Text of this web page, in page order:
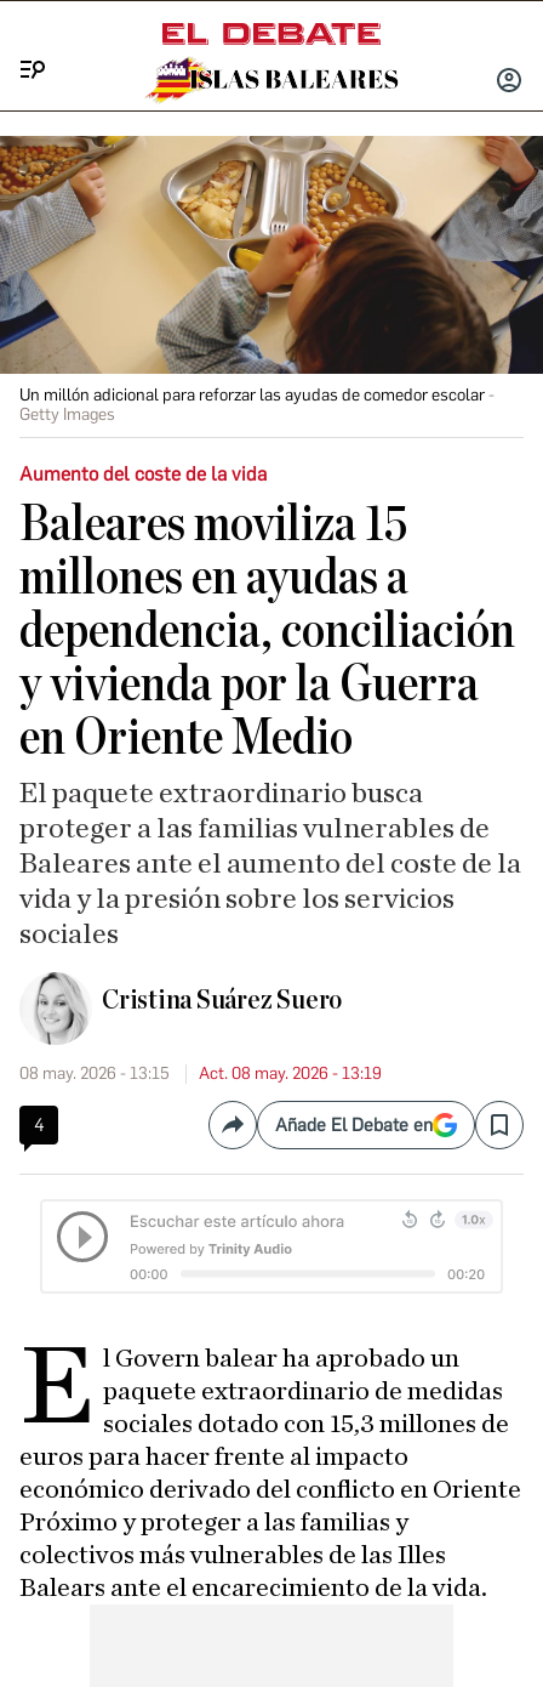
INICIAR
Un millón adicional para reforzar las ayudas de comedor escolar
Getty Images
Aumento del coste de la vida
Baleares moviliza 15
millones en ayudas a
dependencia, conciliación
y vivienda por la Guerra
en Oriente Medio
El paquete extraordinario busca
proteger a las familias vulnerables de
Baleares ante el aumento del coste de la
vida y la presión sobre los servicios
sociales
Cristina Suárez Suero
08 may. 2026 - 13:15 Act. 08 may. 2026 - 13:19
4 CompartirAñade El Debate en Save
E l Govern balear ha aprobado un
paquete extraordinario de medidas
sociales dotado con 15,3 millones de
euros para hacer frente al impacto
económico derivado del conflicto en Oriente
Próximo y proteger a las familias y
colectivos más vulnerables de las Illes
Balears ante el encarecimiento de la vida.